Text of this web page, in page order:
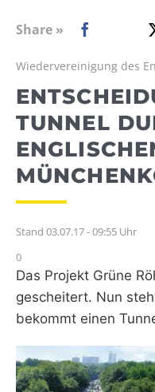
WEBRADIO
Share »
Wiedervereinigung des
TUNNEL
Stand 03.07.17 - 09:55 Uhr
0
Das Projekt Grüne
gescheitert. Nun
bekommt einen